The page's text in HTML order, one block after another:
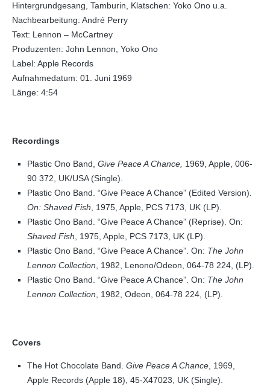
Hintergrundgesang, Tamburin, Klatschen: Yoko Ono u.a.
Nachbearbeitung: André Perry
Text: Lennon – McCartney
Produzenten: John Lennon, Yoko Ono
Label: Apple Records
Aufnahmedatum: 01. Juni 1969
Länge: 4:54
Recordings
Plastic Ono Band, Give Peace A Chance, 1969, Apple, 006-
90 372, UK/USA (Single).
Plastic Ono Band. “Give Peace A Chance” (Edited Version)
On: Shaved Fish , 1975, Apple, PCS 7173, UK (LP).
Plastic Ono Band. “Give Peace A Chance” (Reprise). On:
Shaved Fish , 1975, Apple, PCS 7173, UK (LP).
Plastic Ono Band. “Give Peace A Chance”. On: The John
Lennon Collection , 1982, Lenono/Odeon, 064-78 224, (LP).
Plastic Ono Band. “Give Peace A Chance”. On: The John
Lennon Collection , 1982, Odeon, 064-78 224, (LP).
Covers
The Hot Chocolate Band. Give Peace A Chance , 1969,
Apple Records (Apple 18), 45-X47023, UK (Single).